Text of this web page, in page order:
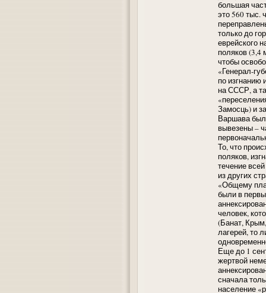
большая
это 560 тыс.
только до
еврейского
поляков
чтобы
«Генерал-
по изгнанию
на СССР, а
Замосць) и
Варшава
вывезены –
То, что
поляков,
течение
из других
«Общему
были в
человек,
(Банат,
лагерей, то
Еще до 1
жертвой
сначала
население